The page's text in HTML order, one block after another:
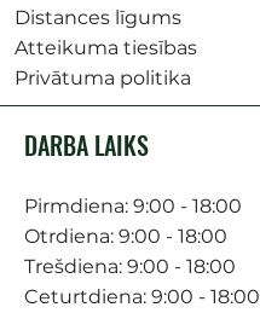
Distances līgums
Atteikuma tiesības
Privātuma politika
DARBA LAIKS
Pirmdiena: 9:00 - 18:00
Otrdiena: 9:00 - 18:00
Trešdiena: 9:00 - 18:00
Ceturtdiena: 9:00 - 18:00